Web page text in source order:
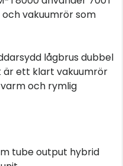
vakuumrör som
lågbrus dubbel
är ett klart vakuumrör
och rymlig
tube output hybrid